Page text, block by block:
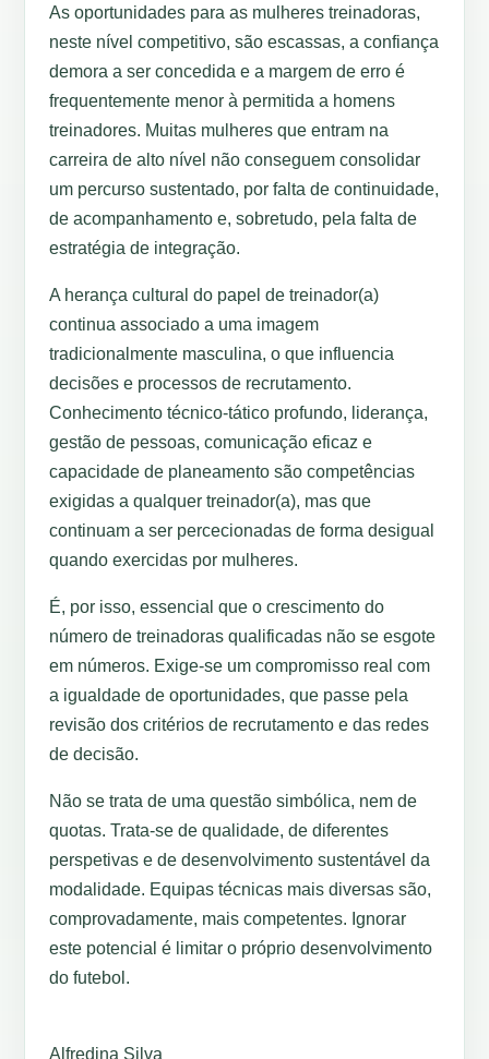
As oportunidades para as mulheres treinadoras,
neste nível competitivo, são escassas, a confiança
demora a ser concedida e a margem de erro é
frequentemente menor à permitida a homens
treinadores. Muitas mulheres que entram na
carreira de alto nível não conseguem consolidar
um percurso sustentado, por falta de continuidade,
de acompanhamento e, sobretudo, pela falta de
estratégia de integração.
A herança cultural do papel de treinador(a)
continua associado a uma imagem
tradicionalmente masculina, o que influencia
decisões e processos de recrutamento.
Conhecimento técnico-tático profundo, liderança,
gestão de pessoas, comunicação eficaz e
capacidade de planeamento são competências
exigidas a qualquer treinador(a), mas que
continuam a ser percecionadas de forma desigual
quando exercidas por mulheres.
É, por isso, essencial que o crescimento do
número de treinadoras qualificadas não se esgote
em números. Exige-se um compromisso real com
a igualdade de oportunidades, que passe pela
revisão dos critérios de recrutamento e das redes
de decisão.
Não se trata de uma questão simbólica, nem de
quotas. Trata-se de qualidade, de diferentes
perspetivas e de desenvolvimento sustentável da
modalidade. Equipas técnicas mais diversas são,
comprovadamente, mais competentes. Ignorar
este potencial é limitar o próprio desenvolvimento
do futebol.
Alfredina Silva